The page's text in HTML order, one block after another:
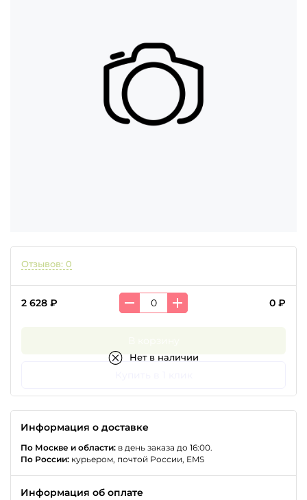
Отзывов: 0
2 628 ₽ 0 ₽
Нет в наличии
Информация о доставке
По Москве и области: в день заказа до 16:00.
По России: курьером, почтой России, EMS
Информация об оплате